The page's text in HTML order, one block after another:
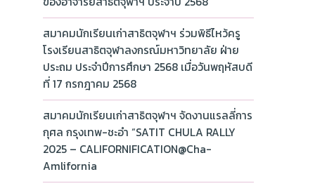
สมาคมนักเรียนเก่าสาธิตจุฬาฯ ร่วมพิธีไหว้ครู
โรงเรียนสาธิตจุฬาลงกรณ์มหาวิทยาลัย ฝ่าย
ประถม ประจำปีการศึกษา 2568 เมื่อวันพฤหัสบดี
ที่ 17 กรกฎาคม 2568
สมาคมนักเรียนเก่าสาธิตจุฬาฯ จัดงานแรลลี่การ
กุศล กรุงเทพ-ชะอำ “SATIT CHULA RALLY
2025 – CALIFORNIFICATION@Cha-
Amlifornia